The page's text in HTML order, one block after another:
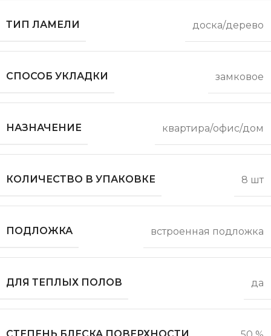
ТИП ЛАМЕЛИ доска/дерево
СПОСОБ УКЛАДКИ замковое
НАЗНАЧЕНИЕ квартира/офис/дом
КОЛИЧЕСТВО В УПАКОВКЕ 8 шт
ПОДЛОЖКА встроенная подложка
ДЛЯ ТЕПЛЫХ ПОЛОВ да